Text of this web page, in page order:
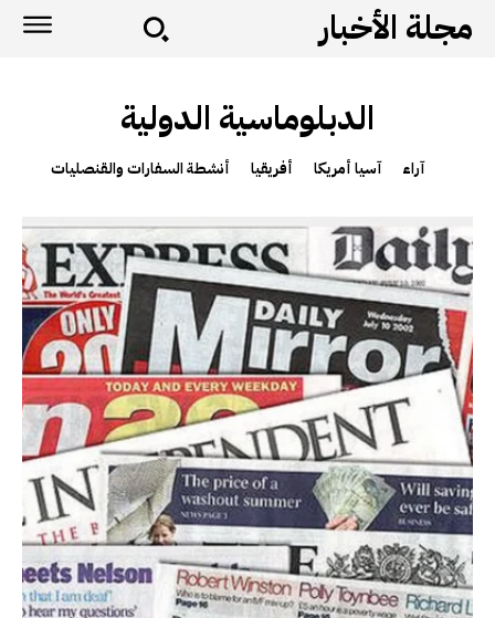
مجلة الأخبار
الدبلوماسية الدولية
آراء آسيا أمريكا أفريقيا أنشطة السفارات والقنصليات